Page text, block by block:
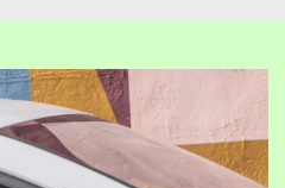
zer­ti­fi­zier­ter Au­to­mo­bil­ver­käu­fer